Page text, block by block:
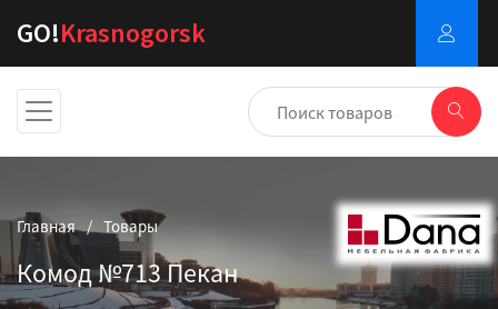
GO!Krasnogorsk
Главная Товары
Комод №713 Пекан